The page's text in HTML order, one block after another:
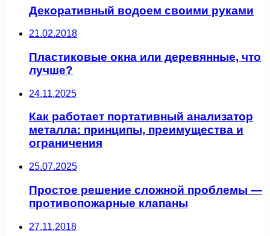
Декоративный водоем своими руками
21.02.2018
Пластиковые окна или деревянные, что
лучше?
24.11.2025
Как работает портативный анализатор
металла: принципы, преимущества и
ограничения
25.07.2025
Простое решение сложной проблемы —
противопожарные клапаны
27.11.2018